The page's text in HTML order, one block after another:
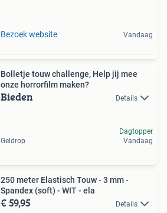
Bezoek website Vandaag
Bolletje touw challenge, Help jij mee
onze horrorfilm maken?
Bieden Details
Geldrop
Dagtopper
Vandaag
250 meter Elastisch Touw - 3 mm -
Spandex (soft) - WIT - ela
€ 59,95 Details